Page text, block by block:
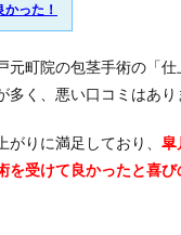
った！
元町院の包茎手術の「
多く、悪い口コミはあり
りに満足しており、 皐
を受けて良かったと喜